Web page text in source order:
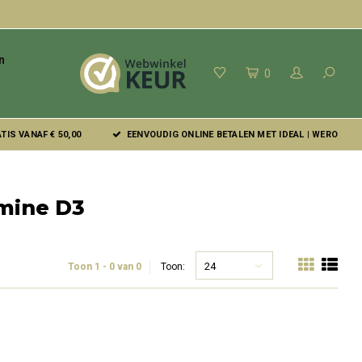
0
VANAF € 50,00 EENVOUDIG ONLINE BETALEN MET IDEAL | WERO
D3
Toon 1 - 0 van 0 Toon: 24